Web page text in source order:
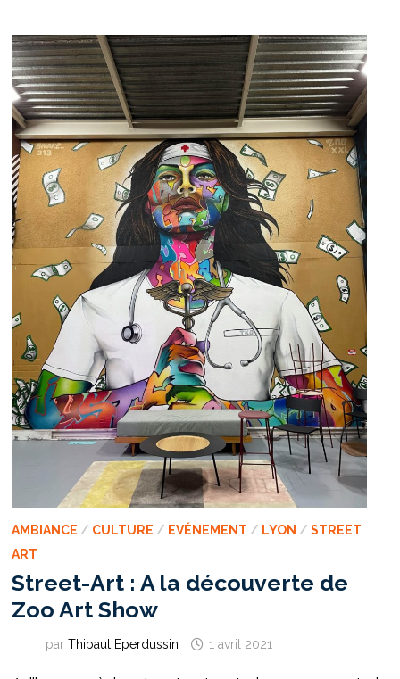
AMBIANCE / CULTURE / EVÉNEMENT / LYON / STREET
ART
Street-Art : A la découverte de
Zoo Art Show
par Thibaut Eperdussin 1 avril 2021